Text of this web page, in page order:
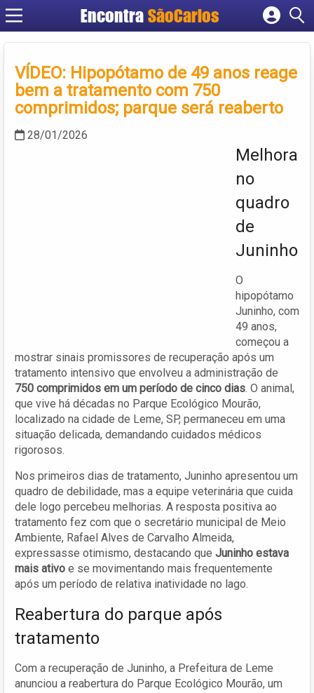
EncontraSãoCarlos
Cadastrar empresa
Criar conta
VÍDEO: Hipopótamo de 49 anos reage
bem a tratamento com 750
comprimidos; parque será reaberto
28/01/2026
Melhora
no
quadro
de
Juninho
O
hipopótamo
Juninho, com
49 anos,
começou a
mostrar sinais promissores de recuperação após um
tratamento intensivo que envolveu a administração de
750 comprimidos em um período de cinco dias. O animal,
que vive há décadas no Parque Ecológico Mourão,
localizado na cidade de Leme, SP, permaneceu em uma
situação delicada, demandando cuidados médicos
rigorosos.
Nos primeiros dias de tratamento, Juninho apresentou um
quadro de debilidade, mas a equipe veterinária que cuida
dele logo percebeu melhorias. A resposta positiva ao
tratamento fez com que o secretário municipal de Meio
Ambiente, Rafael Alves de Carvalho Almeida,
expressasse otimismo, destacando que Juninho estava
mais ativo e se movimentando mais frequentemente
após um período de relativa inatividade no lago.
Reabertura do parque após
tratamento
Com a recuperação de Juninho, a Prefeitura de Leme
anunciou a reabertura do Parque Ecológico Mourão, um